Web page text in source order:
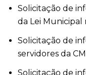
Solicitação de
da Lei Municipal
Solicitação de
servidores da
Solicitação de